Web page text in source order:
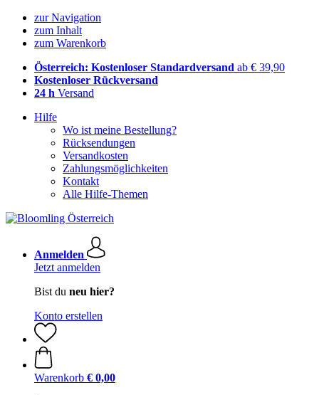
zur Navigation
zum Inhalt
zum Warenkorb
Österreich: Kostenloser Standardversand ab € 39,90
Kostenloser Rückversand
24 h Versand
Hilfe
Wo ist meine Bestellung?
Rücksendungen
Versandkosten
Zahlungsmöglichkeiten
Kontakt
Alle Hilfe-Themen
Anmelden
Jetzt anmelden
Bist du neu hier?
Konto erstellen
Warenkorb € 0,00